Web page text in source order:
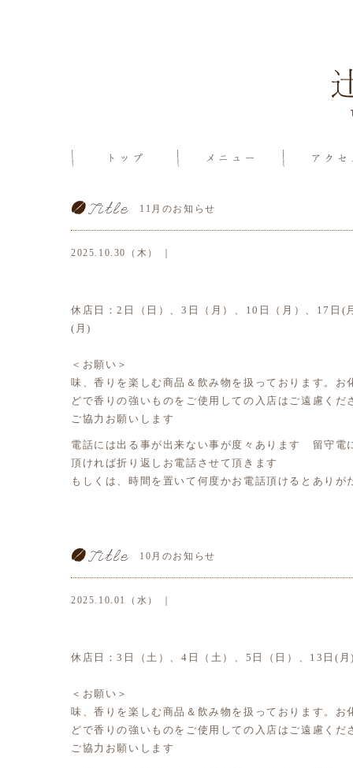
11月のお知らせ
2025.10.30（木） ｜
休店日：2日（日）、3日（月）、10日（月）、17日(
(月)
＜お願い＞
味、香りを楽しむ商品＆飲み物を扱っております。お
どで香りの強いものをご使用しての入店はご遠慮くだ
ご協力お願いします
電話には出る事が出来ない事が度々あります 留守電
頂ければ折り返しお電話させて頂きます
もしくは、時間を置いて何度かお電話頂けるとありが
10月のお知らせ
2025.10.01（水） ｜
休店日：3日（土）、4日（土）、5日（日）、13日(
＜お願い＞
味、香りを楽しむ商品＆飲み物を扱っております。お
どで香りの強いものをご使用しての入店はご遠慮くだ
ご協力お願いします